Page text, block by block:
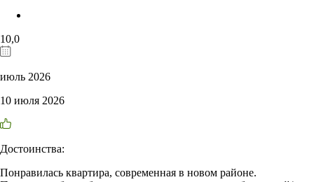
10,0
июль 2026
10 июля 2026
Достоинства:
Понравилась квартира, современная в новом районе.